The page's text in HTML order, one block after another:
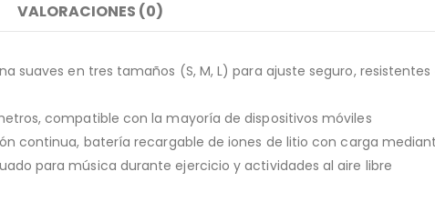
VALORACIONES (0)
suaves en tres tamaños (S, M, L) para ajuste seguro,
compatible con la mayoría de dispositivos móviles
continua, batería recargable de iones de litio con carga
para música durante ejercicio y actividades al aire libre